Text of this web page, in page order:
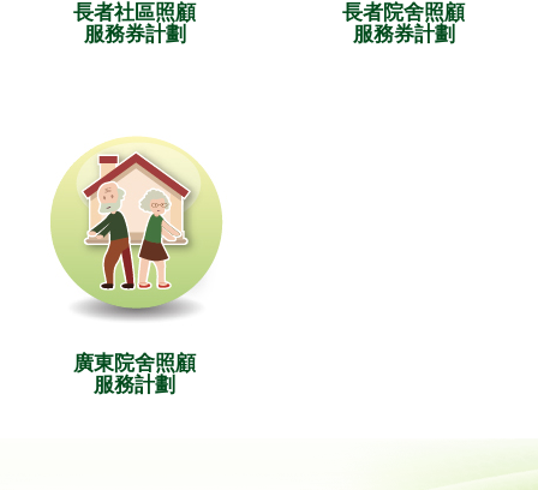
長者社區照顧
服務券計劃
長者院舍照顧
服務券計劃
廣東院舍照顧
服務計劃